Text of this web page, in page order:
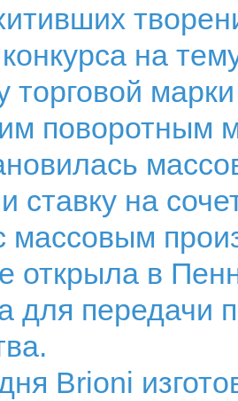
конкурса на
торговой
поворотным
ставку на
массовым
открыла в
для передачи
Brioni